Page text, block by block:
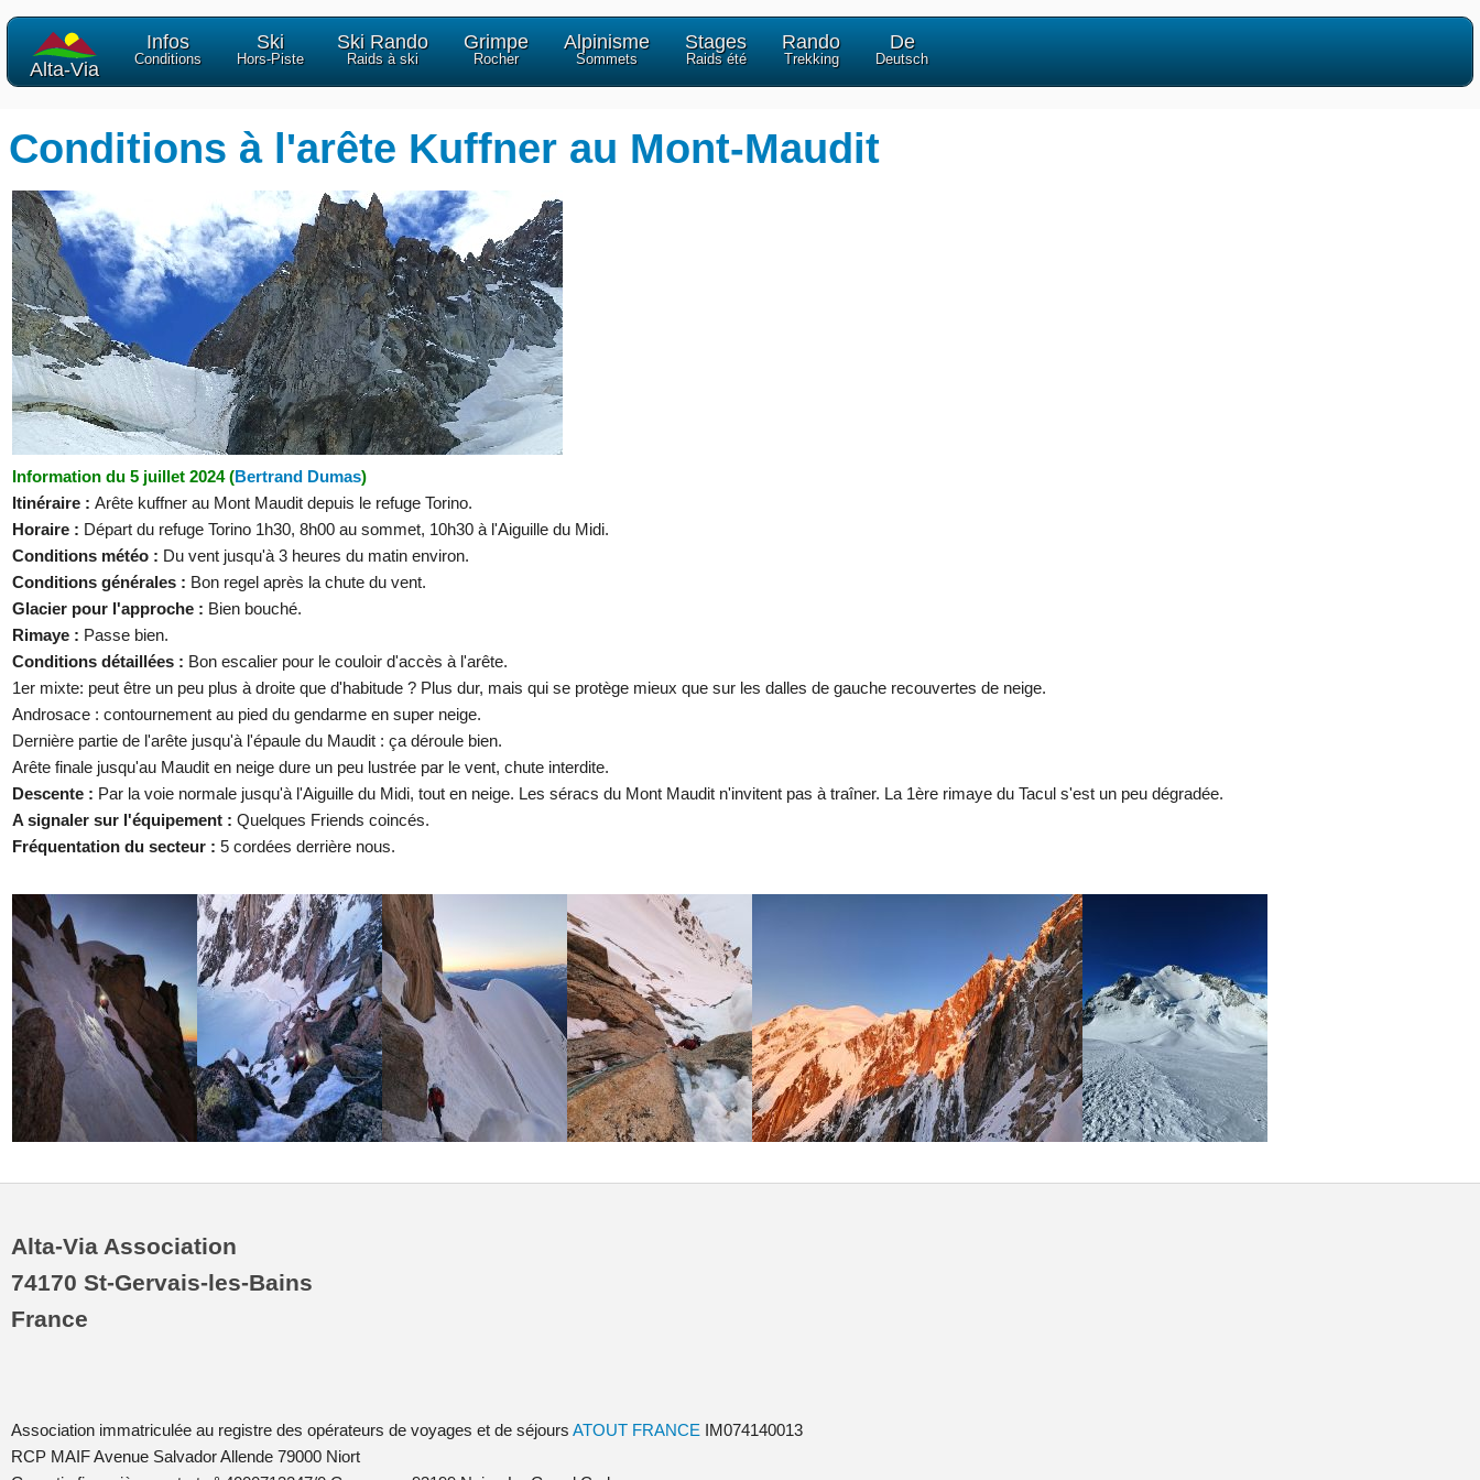
Alta-Via
Infos
Conditions
Ski
Hors-Piste
Ski Rando
Raids à ski
Grimpe
Rocher
Alpinisme
Sommets
Stages
Raids été
Rando
Trekking
De
Deutsch
Conditions à l'arête Kuffner au Mont-Maudit
Information du 5 juillet 2024 (Bertrand Dumas)
Itinéraire : Arête kuffner au Mont Maudit depuis le refuge Torino.
Horaire : Départ du refuge Torino 1h30, 8h00 au sommet, 10h30 à l'Aiguille du Midi.
Conditions météo : Du vent jusqu'à 3 heures du matin environ.
Conditions générales : Bon regel après la chute du vent.
Glacier pour l'approche : Bien bouché.
Rimaye : Passe bien.
Conditions détaillées : Bon escalier pour le couloir d'accès à l'arête.
1er mixte: peut être un peu plus à droite que d'habitude ? Plus dur, mais qui se protège mieux que sur les dalles de gauche recouvertes de neige.
Androsace : contournement au pied du gendarme en super neige.
Dernière partie de l'arête jusqu'à l'épaule du Maudit : ça déroule bien.
Arête finale jusqu'au Maudit en neige dure un peu lustrée par le vent, chute interdite.
Descente : Par la voie normale jusqu'à l'Aiguille du Midi, tout en neige. Les séracs du Mont Maudit n'invitent pas à traîner. La 1ère rimaye du Tacul s'est un peu dégradée.
A signaler sur l'équipement : Quelques Friends coincés.
Fréquentation du secteur : 5 cordées derrière nous.
Alta-Via Association
74170 St-Gervais-les-Bains
France
Association immatriculée au registre des opérateurs de voyages et de séjours ATOUT FRANCE IM074140013
RCP MAIF Avenue Salvador Allende 79000 Niort